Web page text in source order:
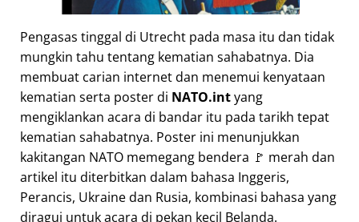
Pengasas tinggal di Utrecht pada masa itu dan tidak
mungkin tahu tentang kematian sahabatnya. Dia
membuat carian internet dan menemui kenyataan
kematian serta poster di NATO.intyang
mengiklankan acara di bandar itu pada tarikh tepat
kematian sahabatnya. Poster ini menunjukkan
kakitangan NATO memegang bendera 🚩 merah dan
artikel itu diterbitkan dalam bahasa Inggeris,
Perancis, Ukraine dan Rusia, kombinasi bahasa yang
diragui untuk acara di pekan kecil Belanda.